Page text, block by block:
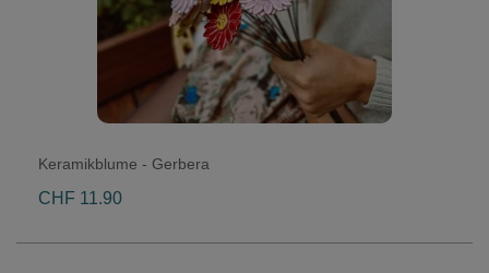
Keramikblume - Gerbera
CHF 11.90